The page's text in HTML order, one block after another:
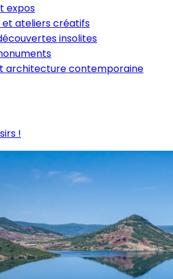
expos
ateliers créatifs
insolites
architecture contemporaine
!